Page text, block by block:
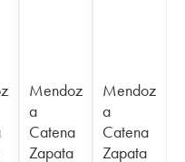
Mendoz
a
Catena
Zapata
Mendoz
a
Catena
Zapata